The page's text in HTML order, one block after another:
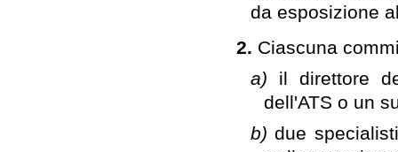
da esposizione
2. Ciascuna
a) il direttore
dell'ATS o un
b)due